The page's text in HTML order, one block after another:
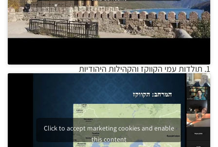
1. תולדות עמי הקווקז והקהילות היהודיות
Click to accept marketing cookies and enable
this content